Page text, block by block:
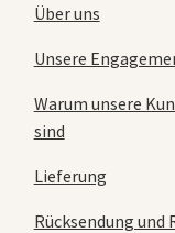
Über uns
Unsere
Warum unsere
sind
Lieferung
Rücksendung